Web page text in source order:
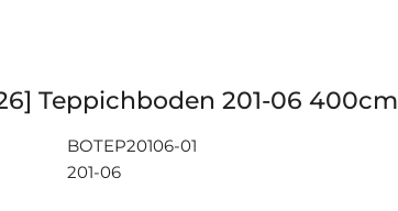
Teppichboden 201-06 400cm
BOTEP20106-01
201-06